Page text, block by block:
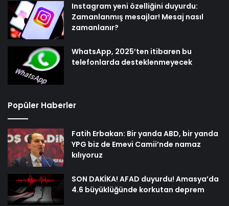
Instagram yeni özelliğini duyurdu:
Zamanlanmış mesajlar! Mesaj nasıl
zamanlanır?
WhatsApp, 2025’ten itibaren bu
telefonlarda desteklenmeyecek
Popüler Haberler
Fatih Erbakan: Bir yanda ABD, bir yanda
YPG biz de Emevi Camii’nde namaz
kılıyoruz
SON DAKİKA! AFAD duyurdu! Amasya’da
4.6 büyüklüğünde korkutan deprem